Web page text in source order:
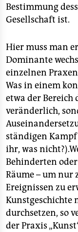
Bestimmung
Gesellschaft ist.
Hier muss man
Dominante
einzelnen
Was in einem
etwa der
veränderlich,
ständigen
ihr, was
Behinderten
Räume – um nur
Ereignissen zu
Kunstgeschichte
durchsetzen, so
der Praxis